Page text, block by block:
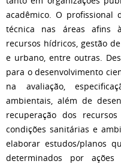
acadêmico. O profissional
técnica nas áreas afins
recursos hídricos, gestão
e urbano, entre outras.
para o desenvolvimento
na avaliação,
ambientais, além de
recuperação dos
condições sanitárias e
elaborar estudos/planos
determinados por